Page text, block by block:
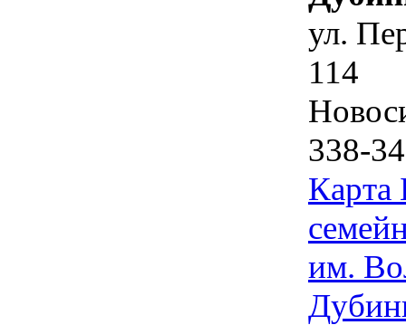
ул.
114
338-
Карта
им.